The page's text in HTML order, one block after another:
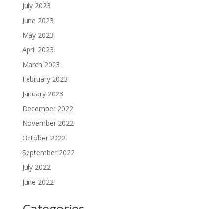
July 2023
June 2023
May 2023
April 2023
March 2023
February 2023
January 2023
December 2022
November 2022
October 2022
September 2022
July 2022
June 2022